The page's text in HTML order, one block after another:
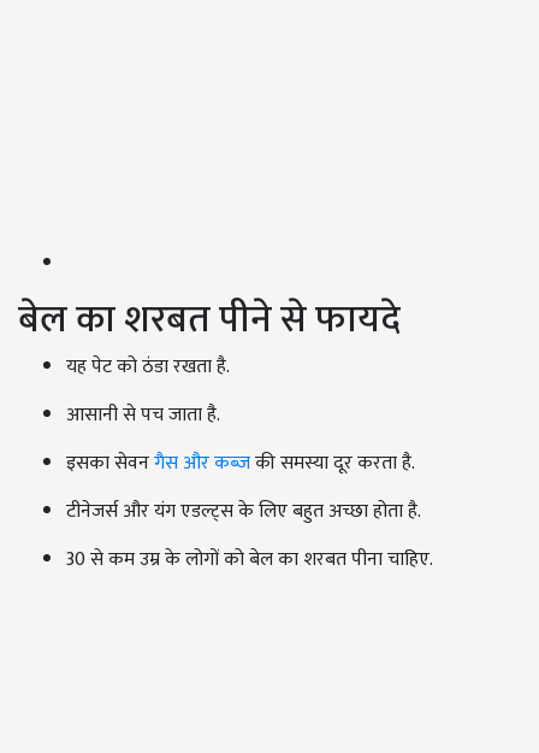
बेल का शरबत पीने से फायदे
यह पेट को ठंडा रखता है.
आसानी से पच जाता है.
इसका सेवनगैस और कब्जकी समस्या दूर करता है.
टीनेजर्स और यंग एडल्ट्स के लिए बहुत अच्छा होता है.
30 से कम उम्र के लोगों को बेल का शरबत पीना चाहिए.